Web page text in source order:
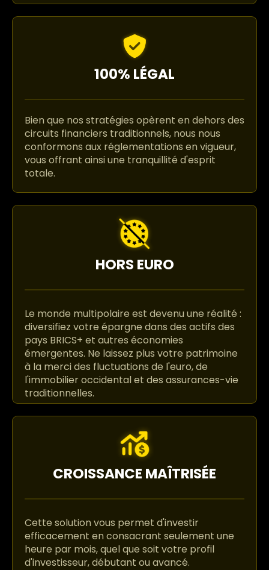
100% LÉGAL
Bien que nos stratégies opèrent en dehors des
circuits financiers traditionnels, nous nous
conformons aux réglementations en vigueur,
vous offrant ainsi une tranquillité d'esprit
totale.
HORS EURO
Le monde multipolaire est devenu une réalité :
diversifiez votre épargne dans des actifs des
pays BRICS+ et autres économies
émergentes. Ne laissez plus votre patrimoine
à la merci des fluctuations de l'euro, de
l'immobilier occidental et des assurances-vie
traditionnelles.
CROISSANCE MAÎTRISÉE
Cette solution vous permet d'investir
efficacement en consacrant seulement une
heure par mois, quel que soit votre profil
d'investisseur, débutant ou avancé.